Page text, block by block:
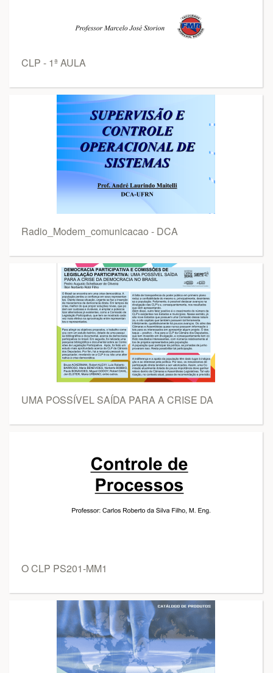
CLP - 1ª AULA
Radio_Modem_comunicacao - DCA
UMA POSSÍVEL SAÍDA PARA A CRISE DA
O CLP PS201-MM1